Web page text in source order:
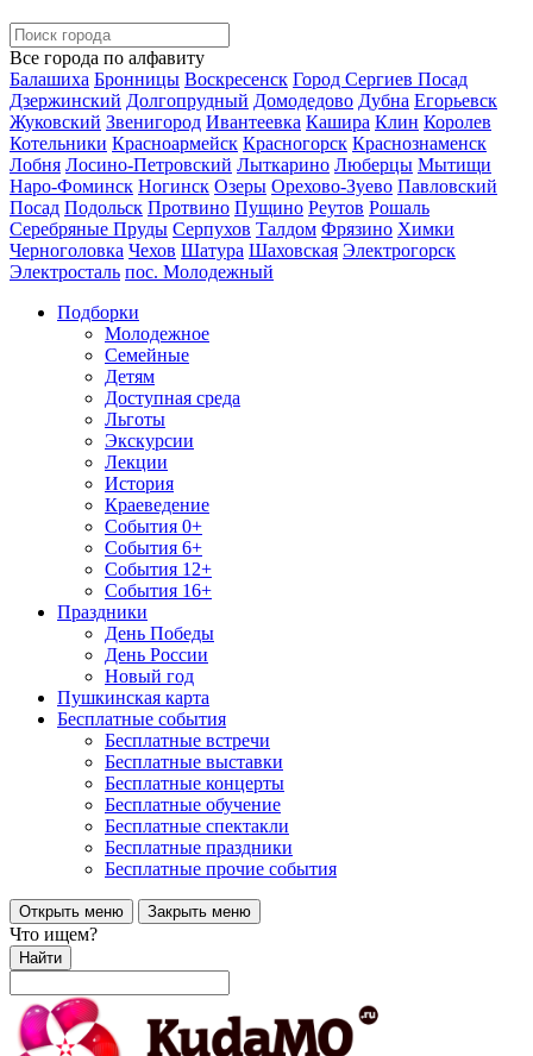
Все города по алфавиту
Балашиха Бронницы Воскресенск Город Сергиев Посад
Дзержинский Долгопрудный Домодедово Дубна Егорьевск
Жуковский Звенигород Ивантеевка Кашира Клин Королев
Котельники Красноармейск Красногорск Краснознаменск
Лобня Лосино-Петровский Лыткарино Люберцы Мытищи
Наро-Фоминск Ногинск Озеры Орехово-Зуево Павловский
Посад Подольск Протвино Пущино Реутов Рошаль
Серебряные Пруды Серпухов Талдом Фрязино Химки
Черноголовка Чехов Шатура Шаховская Электрогорск
Электросталь пос. Молодежный
Подборки
Молодежное
Семейные
Детям
Доступная среда
Льготы
Экскурсии
Лекции
История
Краеведение
События 0+
События 6+
События 12+
События 16+
Праздники
День Победы
День России
Новый год
Пушкинская карта
Бесплатные события
Бесплатные встречи
Бесплатные выставки
Бесплатные концерты
Бесплатные обучение
Бесплатные спектакли
Бесплатные праздники
Бесплатные прочие события
Открыть меню Закрыть меню
Что ищем?
Найти